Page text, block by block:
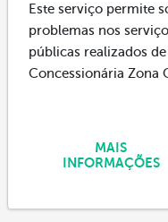
Este serviço permite
problemas nos
públicas realizados
Concessionária Zona
MAIS
INFORMAÇÕES